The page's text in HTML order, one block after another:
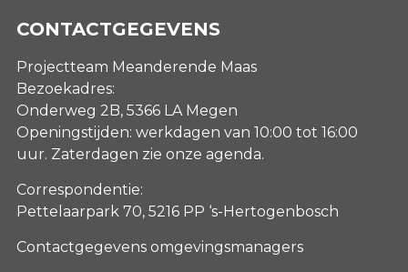
CONTACTGEGEVENS
Projectteam Meanderende Maas
Bezoekadres:
Onderweg 2B, 5366 LA Megen
Openingstijden: werkdagen van 10:00 tot 16:00
uur. Zaterdagen zie onze agenda.
Correspondentie:
Pettelaarpark 70, 5216 PP ‘s-Hertogenbosch
Contactgegevens omgevingsmanagers